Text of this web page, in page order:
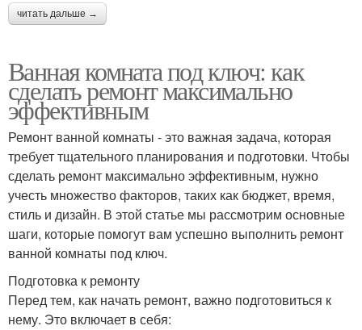
читать дальше →
Ванная комната под ключ: как
сделать ремонт максимально
эффективным
Ремонт ванной комнаты - это важная задача, которая
требует тщательного планирования и подготовки. Чтобы
сделать ремонт максимально эффективным, нужно
учесть множество факторов, таких как бюджет, время,
стиль и дизайн. В этой статье мы рассмотрим основные
шаги, которые помогут вам успешно выполнить ремонт
ванной комнаты под ключ.
Подготовка к ремонту
Перед тем, как начать ремонт, важно подготовиться к
нему. Это включает в себя: